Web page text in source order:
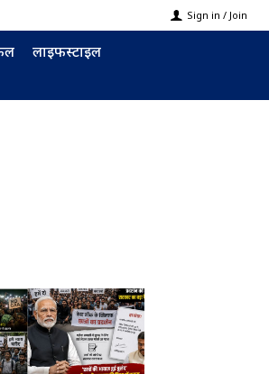
Sign in / Join
लाइफस्टाइल